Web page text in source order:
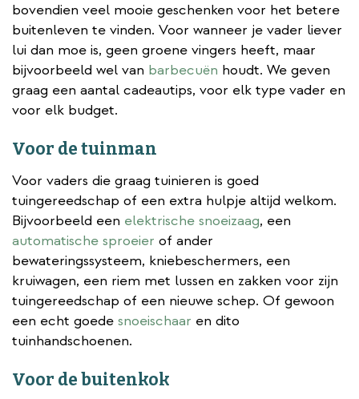
bovendien veel mooie geschenken voor het betere
buitenleven te vinden. Voor wanneer je vader liever
lui dan moe is, geen groene vingers heeft, maar
bijvoorbeeld wel van barbecuën houdt. We geven
graag een aantal cadeautips, voor elk type vader en
voor elk budget.
Voor de tuinman
Voor vaders die graag tuinieren is goed
tuingereedschap of een extra hulpje altijd welkom.
Bijvoorbeeld een elektrische snoeizaag, een
automatische sproeier of ander
bewateringssysteem, kniebeschermers, een
kruiwagen, een riem met lussen en zakken voor zijn
tuingereedschap of een nieuwe schep. Of gewoon
een echt goede snoeischaar en dito
tuinhandschoenen.
Voor de buitenkok